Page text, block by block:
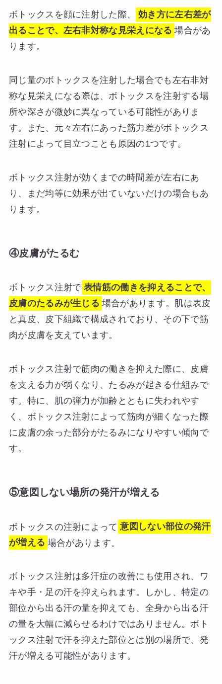
ボトックスを顔に注射した際、
効き方に左右差が
出ることで、左右非対称な見栄えになる 場合があ
ります。
同じ量のボトックスを注射した場合でも左右非対
称な見栄えになる際は、ボトックスを注射する場
所や深さが微妙に異なっている可能性がありま
す。また、元々左右にあった筋力差がボトックス
注射によって目立つことも原因の1つです。
ボトックス注射が効くまでの時間差が左右にあ
り、まだ均等に効果が出ていないだけの場合もあ
ります。
④皮膚がたるむ
ボトックス注射で 表情筋の働きを抑えることで、
皮膚のたるみが生じる 場合があります。肌は表皮
と真皮、皮下組織で構成されており、その下で筋
肉が皮膚を支えています。
ボトックス注射で筋肉の働きを抑えた際に、皮膚
を支える力が弱くなり、たるみが起きる仕組みで
す。特に、肌の弾力が加齢とともに失われやす
く、ボトックス注射によって筋肉が細くなった際
に皮膚の余った部分がたるみになりやすい傾向で
す。
⑤意図しない場所の発汗が増える
ボトックスの注射によって 意図しない部位の発汗
が増える 場合があります。
ボトックス注射は多汗症の改善にも使用され、ワ
キや手・足の汗を抑えられます。しかし、特定の
部位から出る汗の量を抑えても、全身から出る汗
の量を大幅に減らせるわけではありません。ボト
ックス注射で汗を抑えた部位とは別の場所で、発
汗が増える可能性があります。